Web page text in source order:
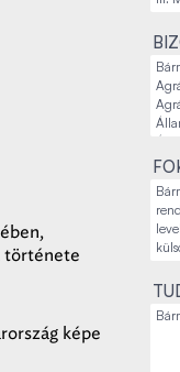
története
képe